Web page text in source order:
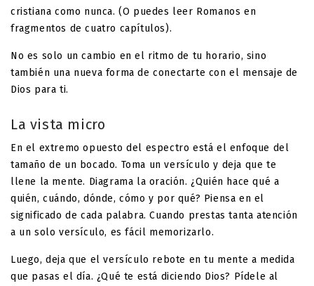
cristiana como nunca. (O puedes leer Romanos en
fragmentos de cuatro capítulos).
No es solo un cambio en el ritmo de tu horario, sino
también una nueva forma de conectarte con el mensaje de
Dios para ti.
La vista micro
En el extremo opuesto del espectro está el enfoque del
tamaño de un bocado. Toma un versículo y deja que te
llene la mente. Diagrama la oración. ¿Quién hace qué a
quién, cuándo, dónde, cómo y por qué? Piensa en el
significado de cada palabra. Cuando prestas tanta atención
a un solo versículo, es fácil memorizarlo.
Luego, deja que el versículo rebote en tu mente a medida
que pasas el día. ¿Qué te está diciendo Dios? Pídele al